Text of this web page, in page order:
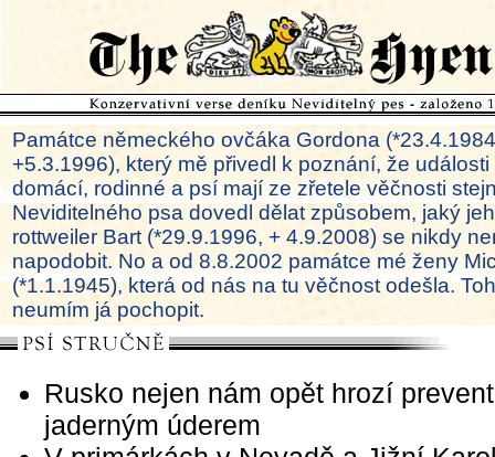
Památce německého ovčáka Gordona
+5.3.1996), který mě přivedl k poznání, že
domácí, rodinné a psí mají ze zřetele věčnosti
Neviditelného psa dovedl dělat způsobem, jaký
rottweiler Bart (*29.9.1996, + 4.9.2008) se nikdy
napodobit. No a od 8.8.2002 památce mé ženy
(*1.1.1945), která od nás na tu věčnost odešla.
neumím já pochopit.
Rusko nejen nám opět hrozí
jaderným úderem